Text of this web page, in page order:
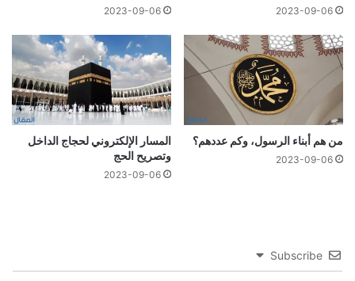
2023-09-06
2023-09-06
من هم أبناء الرسول، وكم عددهم؟
2023-09-06
المسار الإلكتروني لحجاج الداخل
وتصريح الحج
2023-09-06
Subscribe